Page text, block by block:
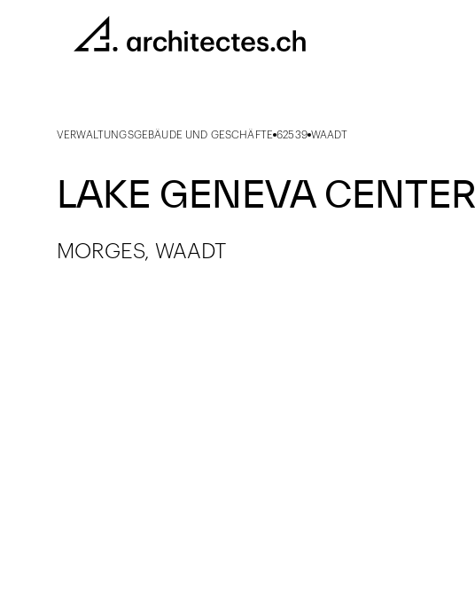
VERWALTUNGSGEBÄUDE UND GESCHÄFTE 62539 WAADT
LAKE GENEVA CENTER
MORGES, WAADT